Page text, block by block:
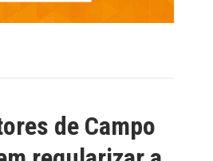
de Campo